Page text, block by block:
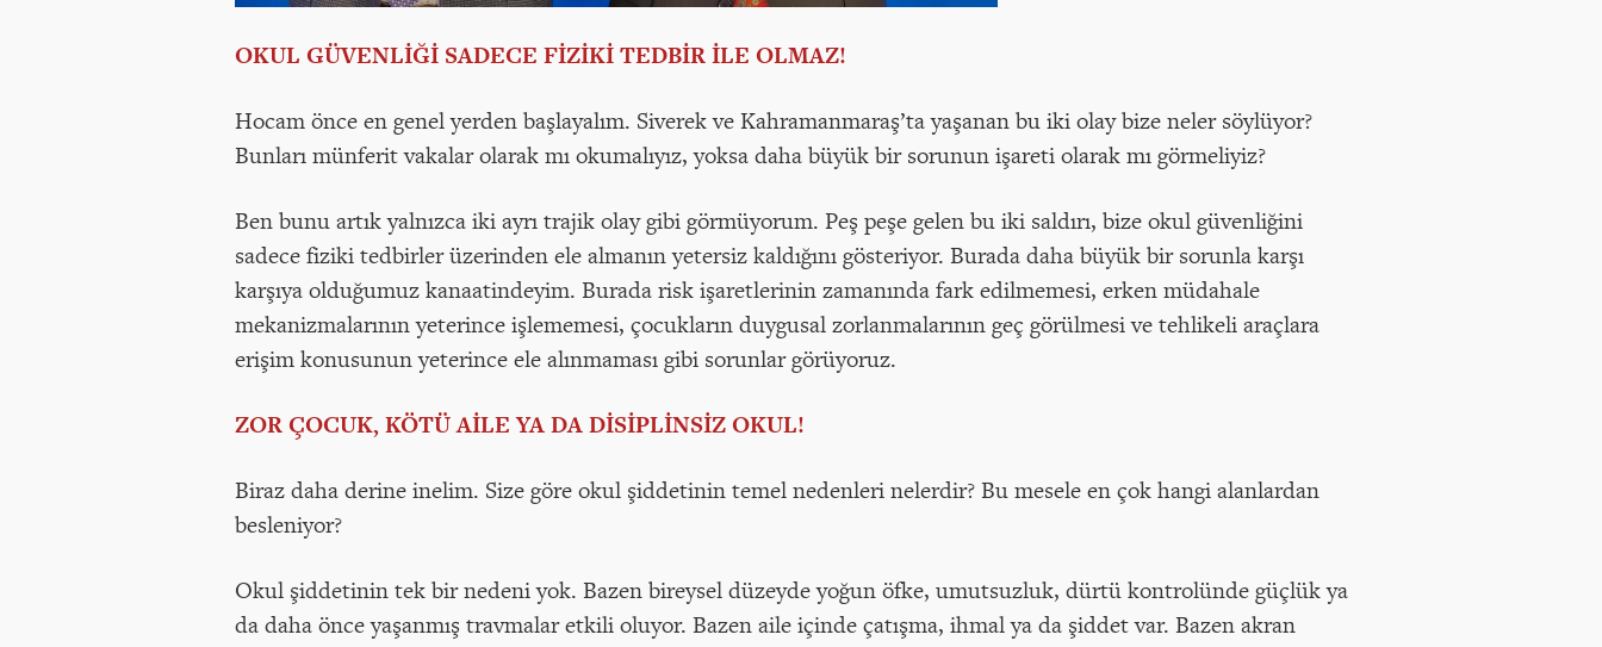
OKUL GÜVENLİĞİ SADECE FİZİKİ TEDBİR İLE OLMAZ!
Hocam önce en genel yerden başlayalım. Siverek ve Kahramanmaraş’ta yaşanan bu iki olay bize neler söylüyor?
Bunları münferit vakalar olarak mı okumalıyız, yoksa daha büyük bir sorunun işareti olarak mı görmeliyiz?
Ben bunu artık yalnızca iki ayrı trajik olay gibi görmüyorum. Peş peşe gelen bu iki saldırı, bize okul güvenliğini
sadece fiziki tedbirler üzerinden ele almanın yetersiz kaldığını gösteriyor. Burada daha büyük bir sorunla karşı
karşıya olduğumuz kanaatindeyim. Burada risk işaretlerinin zamanında fark edilmemesi, erken müdahale
mekanizmalarının yeterince işlememesi, çocukların duygusal zorlanmalarının geç görülmesi ve tehlikeli araçlara
erişim konusunun yeterince ele alınmaması gibi sorunlar görüyoruz.
ZOR ÇOCUK, KÖTÜ AİLE YA DA DİSİPLİNSİZ OKUL!
Biraz daha derine inelim. Size göre okul şiddetinin temel nedenleri nelerdir? Bu mesele en çok hangi alanlardan
besleniyor?
Okul şiddetinin tek bir nedeni yok. Bazen bireysel düzeyde yoğun öfke, umutsuzluk, dürtü kontrolünde güçlük ya
da daha önce yaşanmış travmalar etkili oluyor. Bazen aile içinde çatışma, ihmal ya da şiddet var. Bazen akran